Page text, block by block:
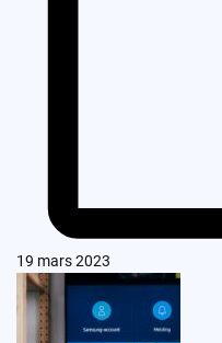
19 mars 2023